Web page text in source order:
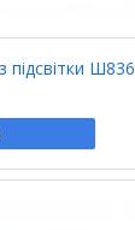
Ш836